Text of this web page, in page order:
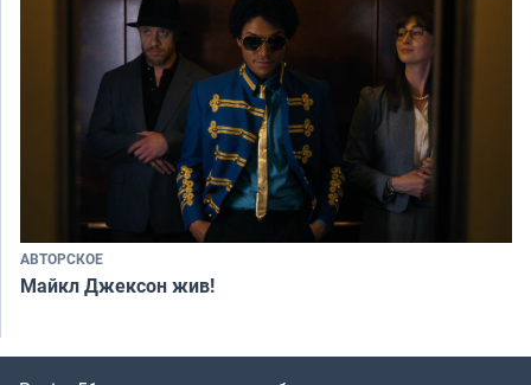
АВТОРСКОЕ
Майкл Джексон жив!